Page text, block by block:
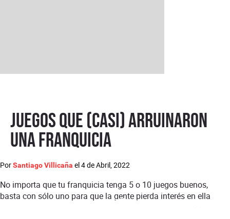
Juegos que (casi) arruinaron
una franquicia
PorSantiago Villicaña el4 de Abril, 2022
No importa que tu franquicia tenga 5 o 10 juegos buenos,
basta con sólo uno para que la gente pierda interés en ella